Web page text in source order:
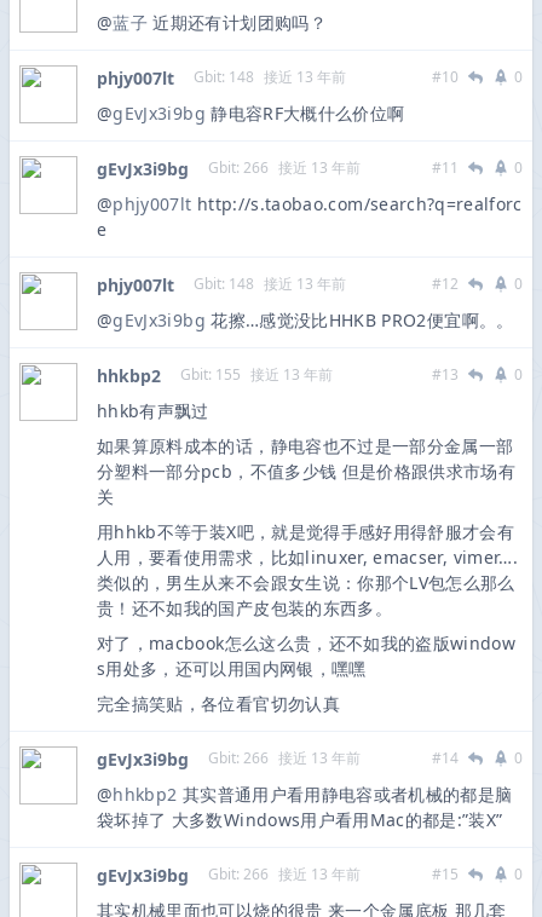
@蓝子 近期还有计划团购吗？
phjy007lt Gbit: 148 接近 13 年前 #10 0
@gEvJx3i9bg 静电容RF大概什么价位啊
gEvJx3i9bg Gbit: 266 接近 13 年前 #11 0
@phjy007lt http://s.taobao.com/search?q=realforc
e
phjy007lt Gbit: 148 接近 13 年前 #12 0
@gEvJx3i9bg 花擦…感觉没比HHKB PRO2便宜啊。。
hhkbp2 Gbit: 155 接近 13 年前 #13 0
hhkb有声飘过
如果算原料成本的话，静电容也不过是一部分金属一部
分塑料一部分pcb，不值多少钱 但是价格跟供求市场有
关
用hhkb不等于装X吧，就是觉得手感好用得舒服才会有
人用，要看使用需求，比如linuxer, emacser, vimer….
类似的，男生从来不会跟女生说：你那个LV包怎么那么
贵！还不如我的国产皮包装的东西多。
对了，macbook怎么这么贵，还不如我的盗版window
s用处多，还可以用国内网银，嘿嘿
完全搞笑贴，各位看官切勿认真
gEvJx3i9bg Gbit: 266 接近 13 年前 #14 0
@hhkbp2 其实普通用户看用静电容或者机械的都是脑
袋坏掉了 大多数Windows用户看用Mac的都是:”装X”
gEvJx3i9bg Gbit: 266 接近 13 年前 #15 0
其实机械里面也可以烧的很贵 来一个金属底板 那几套